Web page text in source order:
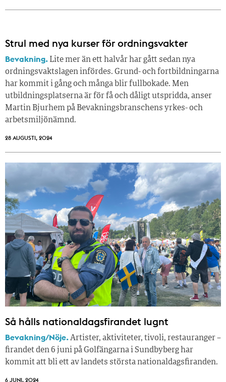
Strul med nya kurser för ordningsvakter
Bevakning. Lite mer än ett halvår har gått sedan nya
ordningsvaktslagen infördes. Grund- och fortbildningarna
har kommit i gång och många blir fullbokade. Men
utbildningsplatserna är för få och dåligt utspridda, anser
Martin Bjurhem på Bevakningsbranschens yrkes- och
arbetsmiljönämnd.
28 AUGUSTI, 2024
Så hålls nationaldagsfirandet lugnt
Bevakning/Nöje.Artister, aktiviteter, tivoli, restauranger –
firandet den 6 juni på Golfängarna i Sundbyberg har
kommit att bli ett av landets största nationaldagsfiranden.
6 JUNI, 2024